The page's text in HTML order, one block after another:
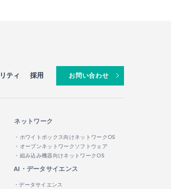
ティ 採用 お問い合わせ
ネットワーク
・ホワイトボックス向けネットワークOS
・オープンネットワークソフトウェア
・組み込み機器向けネットワークOS
AI・データサイエンス
・データサイエンス